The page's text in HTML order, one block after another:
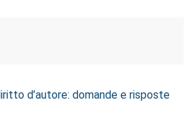
d’autore: domande e risposte